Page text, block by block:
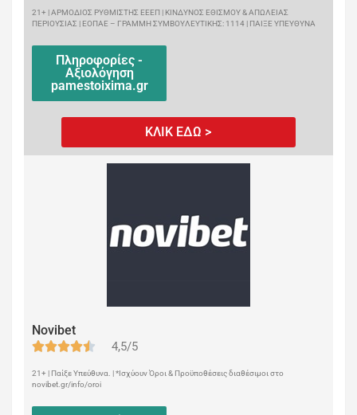
21+ | ΑΡΜΟΔΙΟΣ ΡΥΘΜΙΣΤΗΣ ΕΕΕΠ | ΚΙΝΔΥΝΟΣ ΕΘΙΣΜΟΥ & ΑΠΩΛΕΙΑΣ
ΠΕΡΙΟΥΣΙΑΣ | ΕΟΠΑΕ – ΓΡΑΜΜΗ ΣΥΜΒΟΥΛΕΥΤΙΚΗΣ: 1114 | ΠΑΙΞΕ ΥΠΕΥΘΥΝΑ
Πληροφορίες -
Αξιολόγηση
pamestoixima.gr
ΚΛΙΚ ΕΔΩ >
Novibet
4,5/5
21+ | Παίξε Υπεύθυνα. | *Ισχύουν Όροι & Προϋποθέσεις διαθέσιμοι στο
novibet.gr/info/oroi